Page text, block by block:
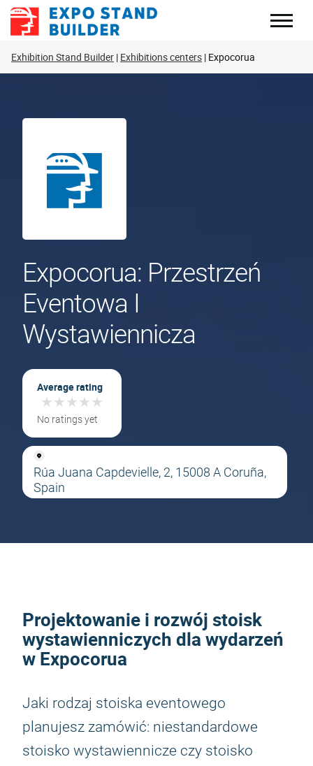
Skip
Exhibition Stand Builder Exhibitions centers Expocorua
Expocorua: Przestrzeń
Eventowa I
Wystawiennicza
Average rating
★★★★★
★★★★★
No ratings yet
Rúa Juana Capdevielle, 2, 15008 A Coruña,
Spain
Projektowanie i rozwój stoisk
wystawienniczych dla wydarzeń
w Expocorua
Jaki rodzaj stoiska eventowego
planujesz zamówić: niestandardowe
stoisko wystawiennicze czy stoisko